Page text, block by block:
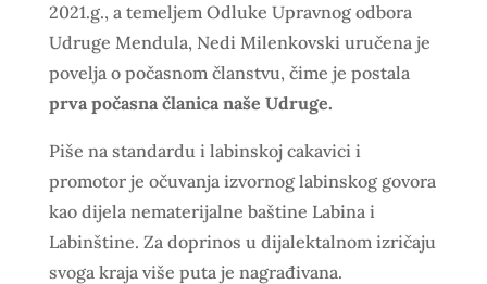
2021.g., a temeljem Odluke Upravnog odbora
Udruge Mendula, Nedi Milenkovski uručena je
povelja o počasnom članstvu, čime je postala
prva počasna članica naše Udruge.
Piše na standardu i labinskoj cakavici i
promotor je očuvanja izvornog labinskog govora
kao dijela nematerijalne baštine Labina i
Labinštine. Za doprinos u dijalektalnom izričaju
svoga kraja više puta je nagrađivana.